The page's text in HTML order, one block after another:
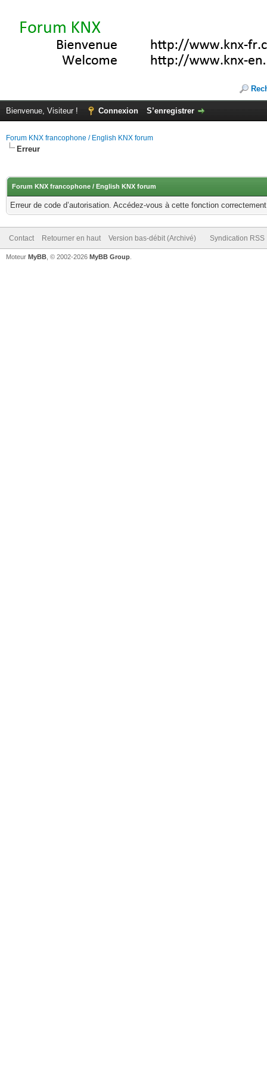
Bienvenue, Visiteur ! Connexion S’enregistrer
Forum KNX francophone / English KNX forum
Erreur
Forum KNX francophone / English KNX forum
Erreur de code d’autorisation. Accédez-vous à cette fonction
Contact Retourner en haut Version bas-débit (Archivé) Syndication RSS
Moteur MyBB , © 2002-2026 MyBB Group